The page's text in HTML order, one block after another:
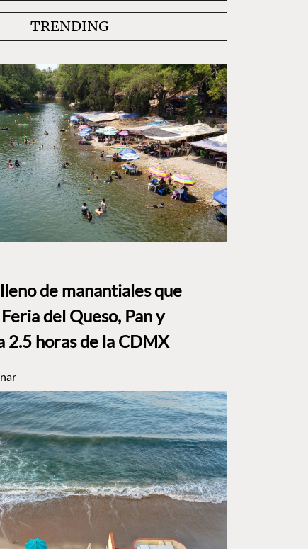
TRENDING
de manantiales que
del Queso, Pan y
2.5 horas de la CDMX